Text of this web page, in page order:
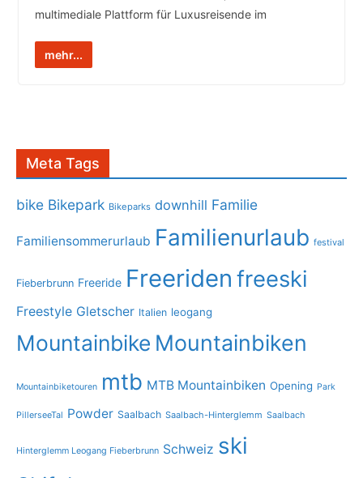
multimediale Plattform für Luxusreisende im
mehr...
Meta Tags
bike Bikepark Bikeparks downhill Familie
Familiensommerurlaub Familienurlaub festival
Fieberbrunn Freeride Freeriden freeski
Freestyle Gletscher Italien leogang
Mountainbike Mountainbiken
Mountainbiketouren mtb MTB Mountainbiken Opening Park
PillerseeTal Powder Saalbach Saalbach-Hinterglemm Saalbach
Hinterglemm Leogang Fieberbrunn Schweiz ski